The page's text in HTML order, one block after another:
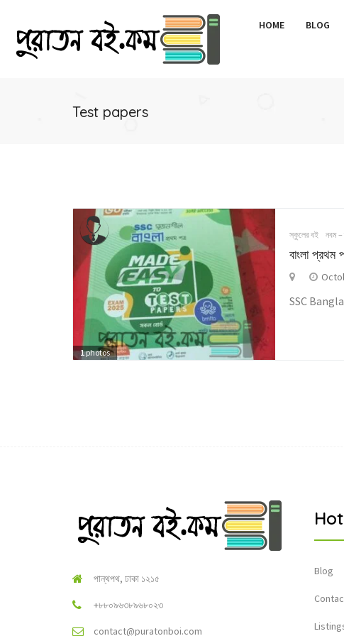
HOME BLOG
Test papers
1photos
স্কুলের বই নবম –
বাংলা প্রথম
SSC
পান্থপথ, ঢাকা ১২১৫
+৮৮০৯৬৩৮৯৬৮০২৩
contact@puratonboi.com
Blog